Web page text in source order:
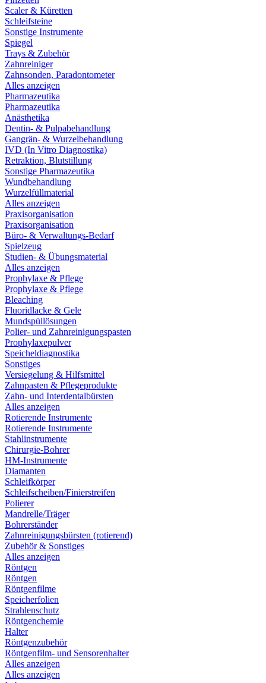
Scaler & Küretten
Schleifsteine
Sonstige Instrumente
Spiegel
Trays & Zubehör
Zahnreiniger
Zahnsonden, Paradontometer
Alles anzeigen
Pharmazeutika
Pharmazeutika
Anästhetika
Dentin- & Pulpabehandlung
Gangrän- & Wurzelbehandlung
IVD (In Vitro Diagnostika)
Retraktion, Blutstillung
Sonstige Pharmazeutika
Wundbehandlung
Wurzelfüllmaterial
Alles anzeigen
Praxisorganisation
Praxisorganisation
Büro- & Verwaltungs-Bedarf
Spielzeug
Studien- & Übungsmaterial
Alles anzeigen
Prophylaxe & Pflege
Prophylaxe & Pflege
Bleaching
Fluoridlacke & Gele
Mundspüllösungen
Polier- und Zahnreinigungspasten
Prophylaxepulver
Speicheldiagnostika
Sonstiges
Versiegelung & Hilfsmittel
Zahnpasten & Pflegeprodukte
Zahn- und Interdentalbürsten
Alles anzeigen
Rotierende Instrumente
Rotierende Instrumente
Stahlinstrumente
Chirurgie-Bohrer
HM-Instrumente
Diamanten
Schleifkörper
Schleifscheiben/Finierstreifen
Polierer
Mandrelle/Träger
Bohrerständer
Zahnreinigungsbürsten (rotierend)
Zubehör & Sonstiges
Alles anzeigen
Röntgen
Röntgen
Röntgenfilme
Speicherfolien
Strahlenschutz
Röntgenchemie
Halter
Röntgenzubehör
Röntgenfilm- und Sensorenhalter
Alles anzeigen
Alles anzeigen